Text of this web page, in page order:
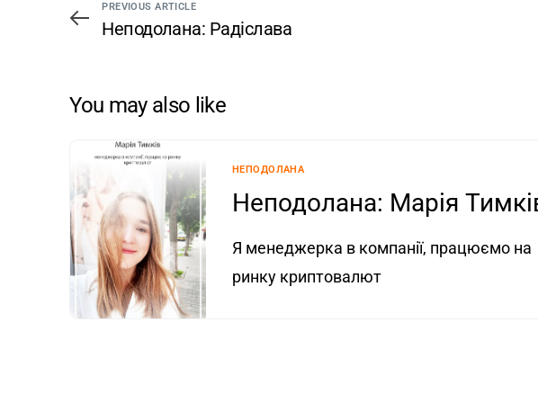
PREVIOUS ARTICLE
Неподолана: Радіслава
You may also like
НЕПОДОЛАНА
Неподолана: Марія
Я менеджерка в компанії, працюємо на
ринку криптовалют